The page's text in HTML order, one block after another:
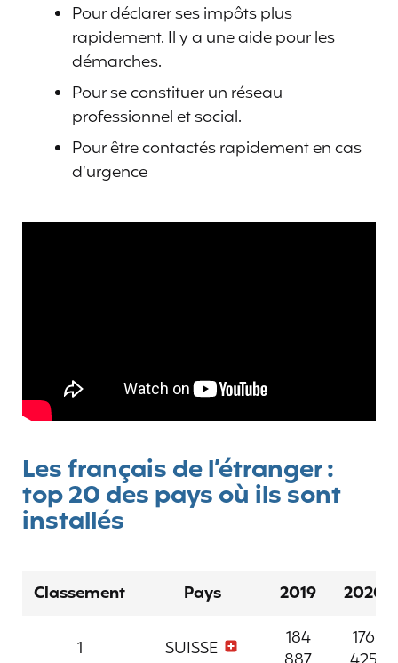
Pour déclarer ses impôts plus
rapidement. Il y a une aide pour les
démarches.
Pour se constituer un réseau
professionnel et social.
Pour être contactés rapidement en cas
d’urgence
Les français de l’étranger :
top 20 des pays où ils sont
installés
Classement Pays 2019 2020
1 SUISSE
184
176